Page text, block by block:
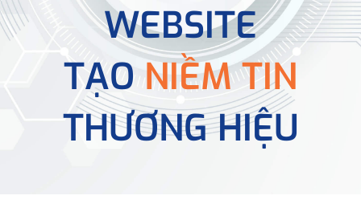
WEBSITE
TẠONIỀM TIN
THƯƠNG HIỆU